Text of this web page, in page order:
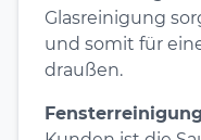
Glasreinigung
und somit für
draußen.